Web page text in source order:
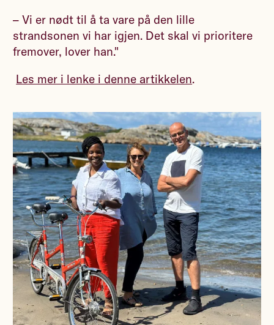
– Vi er nødt til å ta vare på den lille
strandsonen vi har igjen. Det skal vi prioritere
fremover, lover han."
Les mer i lenke i denne artikkelen.